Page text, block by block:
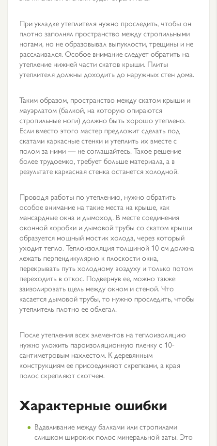
При укладке утеплителя нужно проследить, чтобы он
плотно заполнял пространство между стропильными
ногами, но не образовывал выпуклости, трещины и не
расслаивался. Особое внимание следует обратить на
утепление нижней части скатов крыши. Плиты
утеплителя должны доходить до наружных стен дома.
Таким образом, пространство между скатом крыши и
мауэрлатом (балкой, на которую опираются
стропильные ноги) должно быть хорошо утеплено.
Если вместо этого мастер предложит сделать под
скатами каркасные стенки и утеплить их вместе с
полом за ними — не соглашайтесь. Такое решение
более трудоемко, требует больше материала, а в
результате каркасная стенка останется холодной.
Проводя работы по утеплению, нужно обратить
особое внимание на такие места на крыше, как
мансардные окна и дымоход. В месте соединения
оконной коробки и дымовой трубы со скатом крыши
образуется мощный мостик холода, через который
уходит тепло. Теплоизоляция толщиной 10 см должна
лежать перпендикулярно к плоскости окна,
перекрывать путь холодному воздуху и только потом
переходить в откос. Подвернув ее, можно также
заизолировать щель между окном и стеной. Что
касается дымовой трубы, то нужно проследить, чтобы
утеплитель плотно ее облегал.
После утепления всех элементов на теплоизоляцию
нужно уложить пароизоляционную пленку с 10-
сантиметровым нахлестом. К деревянным
конструкциям ее присоединяют скрепками, а края
полос скрепляют скотчем.
Характерные ошибки
Вдавливание между балками или стропилами
слишком широких полос минеральной ваты. Это